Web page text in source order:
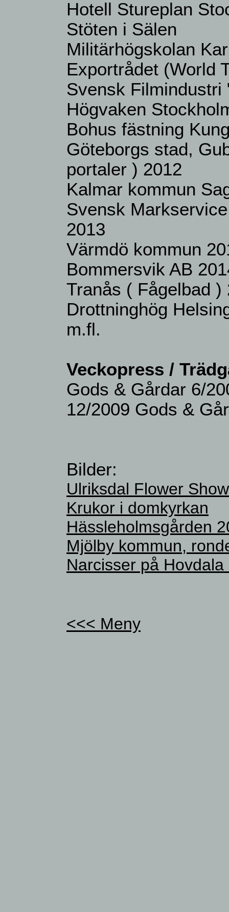
Hotell Stureplan
Stöten i Sälen
Militärhögskolan
Exportrådet (World
Svensk Filmindustri
Högvaken
Bohus fästning
Göteborgs stad,
portaler ) 2012
Kalmar kommun
Svensk
2013
Värmdö kommun
Bommersvik AB
Tranås ( Fågelbad
Drottninghög
m.fl.
Veckopress /
Gods & Gårdar 6/
12/2009 Gods &
Bilder:
Ulriksdal Flower
Krukor i domkyrkan
Hässleholmsgården
Mjölby kommun,
Narcisser på
<<< Meny